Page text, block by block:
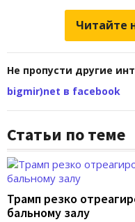
Читайте
Не пропусти другие
bigmir)net в facebook
Статьи по теме
Трамп резко
бальному залу